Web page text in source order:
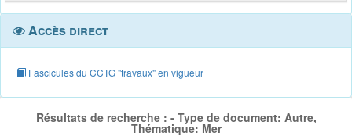
Accès direct
Fascicules du CCTG "travaux" en vigueur
Résultats de recherche : - Type de document: Autre,
Thématique: Mer